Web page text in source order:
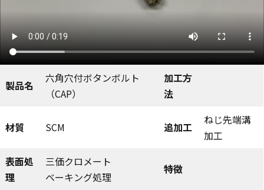
製品名
六角穴付ボタンボルト
（CAP）
加工方
法
材質 SCM 追加工
ねじ先端溝
加工
表面処
理
三価クロメート
ベーキング処理
特徴